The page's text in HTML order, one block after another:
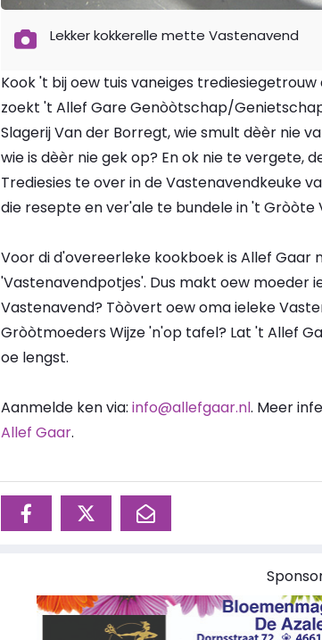
Lekker kokkerelle mette Vastenavend
Kook 't bij oew tuis vaneiges
zoekt 't Allef Gare Genòòtschap/
Slagerij Van der Borregt, wie smult dèèr nie
wie is dèèr nie gek op? En ok nie te vergete,
Trediesies te over in de Vastenavendkeuke
die resepte en ver'ale te bundele in 't Gròòte
Voor di d'overeerleke kookboek is Allef Gaar
'Vastenavendpotjes'. Dus makt oew moeder
Vastenavend? Tòòvert oew oma ieleke
Gròòtmoeders Wijze 'n'op tafel? Lat 't Allef
oe lengst.
Aanmelde ken via: info@allefgaar.nl. Meer
Allef Gaar.